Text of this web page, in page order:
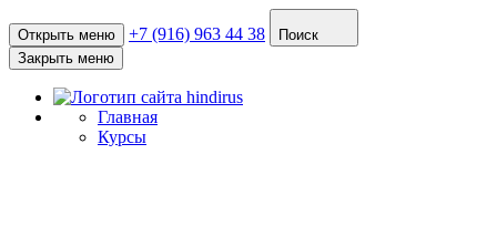
Открыть меню +7 (916) 963 44 38
Поиск
Закрыть меню
Главная
Курсы